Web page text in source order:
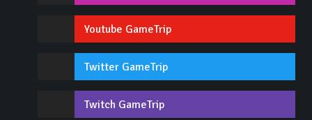
Youtube GameTrip
Twitter GameTrip
Twitch GameTrip